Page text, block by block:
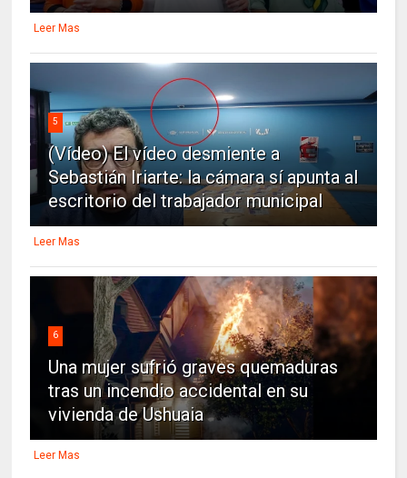
Leer Mas
5
(Vídeo) El vídeo desmiente a
Sebastián Iriarte: la cámara sí apunta al
escritorio del trabajador municipal
Leer Mas
6
Una mujer sufrió graves quemaduras
tras un incendio accidental en su
vivienda de Ushuaia
Leer Mas